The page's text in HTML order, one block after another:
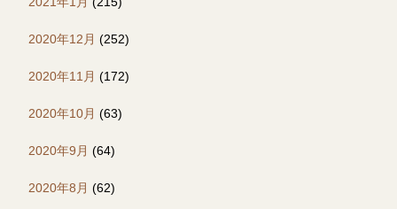
2020年12月 (252)
2020年11月 (172)
2020年10月 (63)
2020年9月 (64)
2020年8月 (62)